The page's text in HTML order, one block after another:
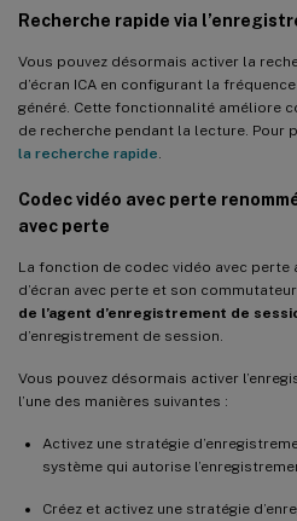
Recherche rapide via
Vous pouvez désormais activer la
d’écran ICA en configurant la
généré. Cette fonctionnalité améliore
de recherche pendant la lecture. Pour
la recherche rapide
Codec vidéo avec perte
avec perte
La fonction de codec vidéo avec perte
d’écran avec perte et son
de l’agent d’enregistrement de
d’enregistrement de session.
Vous pouvez désormais activer
l’une des manières suivantes :
Activez une stratégie
système qui autorise
Créez et activez une stratégie